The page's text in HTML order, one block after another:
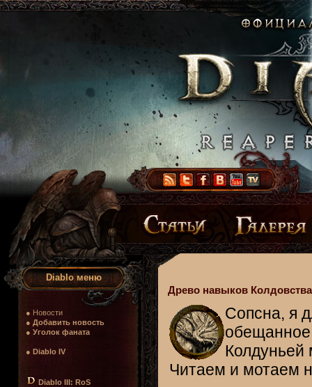
Diablo меню
● Новости
● Добавить новость
● Уголок фаната
● Diablo IV
Diablo III: RoS
Древо навыков Колдовства
Сопсна, я
обещанное
Колдуньей
Читаем и мотаем